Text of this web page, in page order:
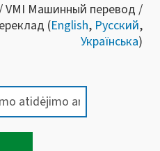
VMI Машинный перевод /
(English, Русский,
Українська)